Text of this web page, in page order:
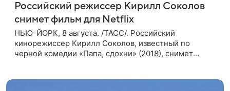
Российский режиссер Кирилл Соколов
снимет фильм для Netflix
НЬЮ-ЙОРК, 8 августа. /ТАСС/. Российский
кинорежиссер Кирилл Соколов, известный по
черной комедии «Папа, сдохни» (2018), снимет